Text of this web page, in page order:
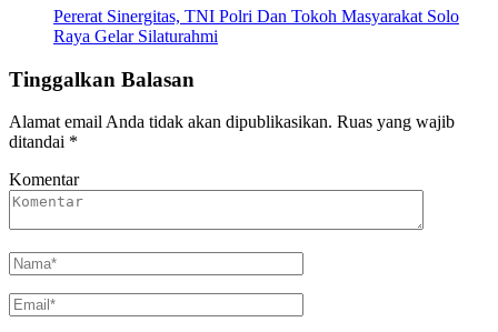
Pererat Sinergitas, TNI Polri Dan Tokoh Masyarakat Solo
Raya Gelar Silaturahmi
Tinggalkan Balasan
Alamat email Anda tidak akan dipublikasikan. Ruas yang wajib
ditandai *
Komentar